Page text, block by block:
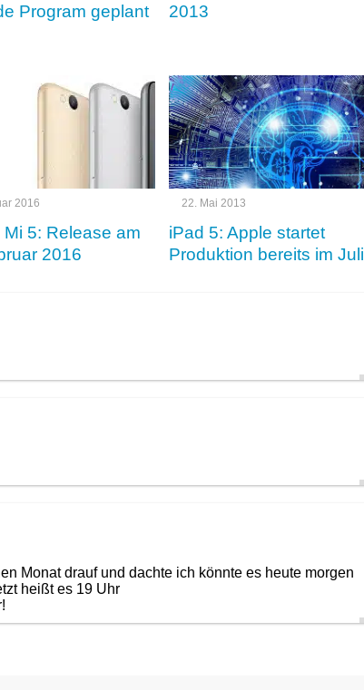
Program geplant
2013
2016
Mi 5: Release am
2016
22. Mai 2013
iPad 5: Apple startet
Produktion bereits im Juli
Monat drauf und dachte ich könnte es heute morgen
heißt es 19 Uhr